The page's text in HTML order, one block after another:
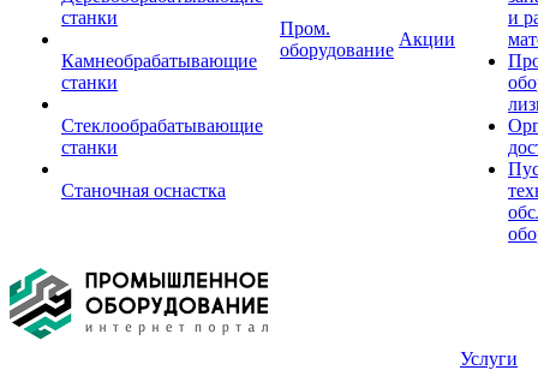
станки
Камнеобрабатывающие
станки
Стеклообрабатывающие
станки
Станочная оснастка
Пром.
оборудование
Акции
и
Услуги